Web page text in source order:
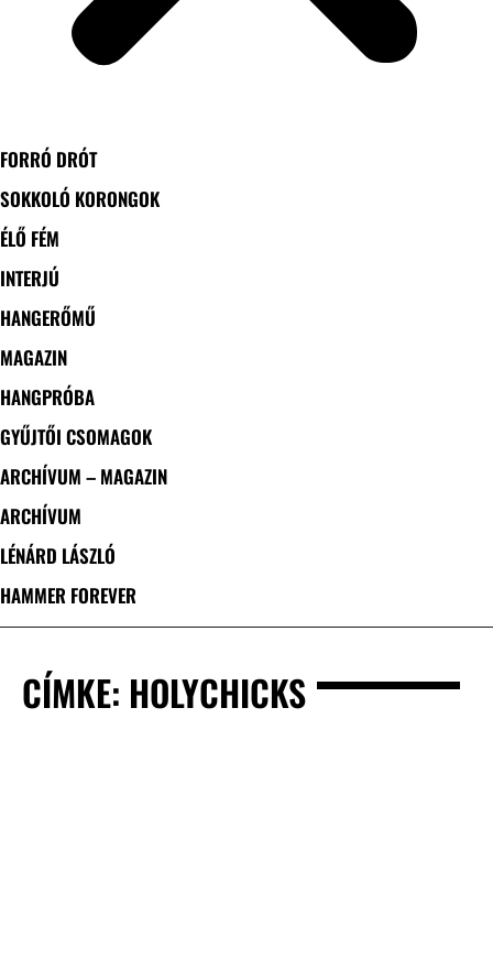
FORRÓ DRÓT
SOKKOLÓ KORONGOK
ÉLŐ FÉM
INTERJÚ
HANGERŐMŰ
MAGAZIN
HANGPRÓBA
GYŰJTŐI CSOMAGOK
ARCHÍVUM – MAGAZIN
ARCHÍVUM
LÉNÁRD LÁSZLÓ
HAMMER FOREVER
CÍMKE: HOLYCHICKS